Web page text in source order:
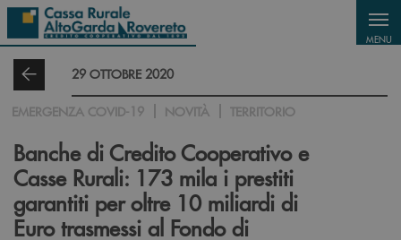
Salta al contenuto principale
MENU
29 OTTOBRE 2020
EMERGENZA COVID-19 NOVITÀ TERRITORIO
Banche di Credito Cooperativo e
Casse Rurali: 173 mila i prestiti
garantiti per oltre 10 miliardi di
Euro trasmessi al Fondo di